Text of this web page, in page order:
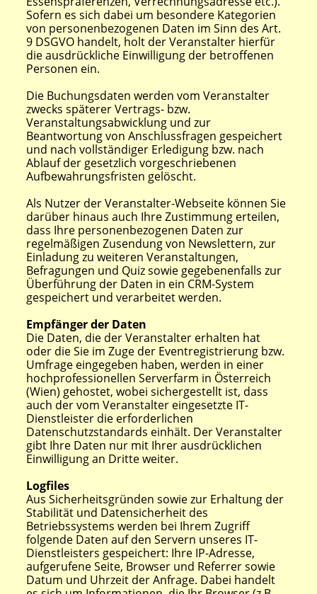
Sofern es sich dabei um besondere Kategorien
von personenbezogenen Daten im Sinn des Art.
9 DSGVO handelt, holt der Veranstalter hierfür
die ausdrückliche Einwilligung der betroffenen
Personen ein.
Die Buchungsdaten werden vom Veranstalter
zwecks späterer Vertrags- bzw.
Veranstaltungsabwicklung und zur
Beantwortung von Anschlussfragen gespeichert
und nach vollständiger Erledigung bzw. nach
Ablauf der gesetzlich vorgeschriebenen
Aufbewahrungsfristen gelöscht.
Als Nutzer der Veranstalter-Webseite können Sie
darüber hinaus auch Ihre Zustimmung erteilen,
dass Ihre personenbezogenen Daten zur
regelmäßigen Zusendung von Newslettern, zur
Einladung zu weiteren Veranstaltungen,
Befragungen und Quiz sowie gegebenenfalls zur
Überführung der Daten in ein CRM-System
gespeichert und verarbeitet werden.
Empfänger der Daten
Die Daten, die der Veranstalter erhalten hat
oder die Sie im Zuge der Eventregistrierung bzw.
Umfrage eingegeben haben, werden in einer
hochprofessionellen Serverfarm in Österreich
(Wien) gehostet, wobei sichergestellt ist, dass
auch der vom Veranstalter eingesetzte IT-
Dienstleister die erforderlichen
Datenschutzstandards einhält. Der Veranstalter
gibt Ihre Daten nur mit Ihrer ausdrücklichen
Einwilligung an Dritte weiter.
Logfiles
Aus Sicherheitsgründen sowie zur Erhaltung der
Stabilität und Datensicherheit des
Betriebssystems werden bei Ihrem Zugriff
folgende Daten auf den Servern unseres IT-
Dienstleisters gespeichert: Ihre IP-Adresse,
aufgerufene Seite, Browser und Referrer sowie
Datum und Uhrzeit der Anfrage. Dabei handelt